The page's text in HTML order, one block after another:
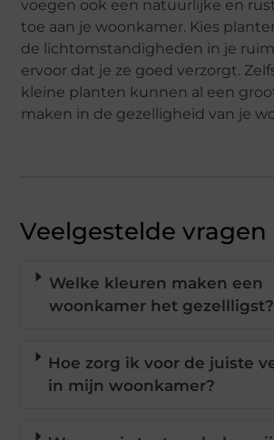
voegen ook een natuurlijke en
toe aan je woonkamer. Kies
de lichtomstandigheden in je
ervoor dat je ze goed verzorgt.
kleine planten kunnen al een
maken in de gezelligheid van je
Veelgestelde vragen
Welke kleuren maken een
woonkamer het gezellligst?
Hoe zorg ik voor de juiste
in mijn woonkamer?